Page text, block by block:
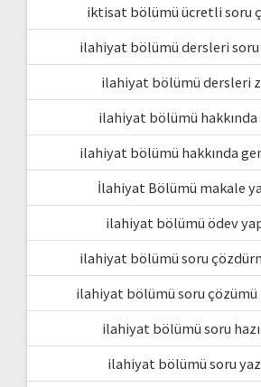
iktisat bölümü ücretli soru
ilahiyat bölümü dersleri
ilahiyat bölümü dersleri
ilahiyat bölümü
ilahiyat bölümü hakkında
İlahiyat Bölümü makale
ilahiyat bölümü ödev
ilahiyat bölümü soru
ilahiyat bölümü soru çözümü
ilahiyat bölümü soru
ilahiyat bölümü soru